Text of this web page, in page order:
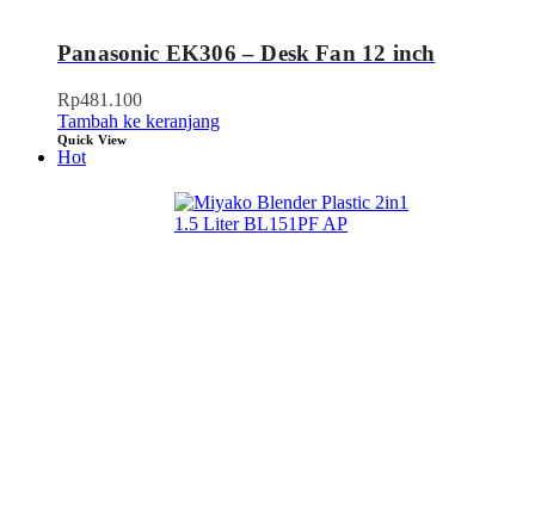
Panasonic EK306 – Desk Fan 12 inch
Rp481.100
Tambah ke keranjang
Quick View
Hot